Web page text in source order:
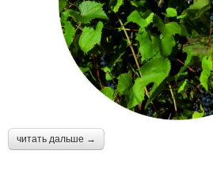
читать дальше →